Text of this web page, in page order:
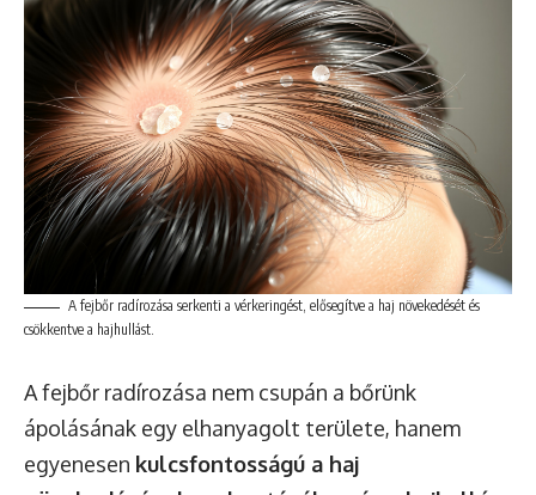
A fejbőr radírozása serkenti a vérkeringést, elősegítve a haj növekedését és
csökkentve a hajhullást.
A fejbőr radírozása nem csupán a bőrünk
ápolásának egy elhanyagolt területe, hanem
egyenesen kulcsfontosságú a haj